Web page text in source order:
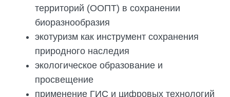
территорий (ООПТ) в сохранении
биоразнообразия
экотуризм как инструмент сохранения
природного наследия
экологическое образование и
просвещение
применение ГИС и цифровых технологий